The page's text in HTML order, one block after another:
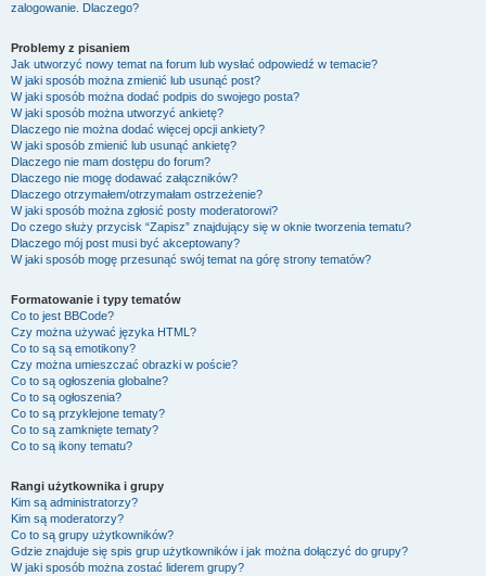
zalogowanie. Dlaczego?
Problemy z pisaniem
Jak utworzyć nowy temat na forum lub wysłać odpowiedź w temacie?
W jaki sposób można zmienić lub usunąć post?
W jaki sposób można dodać podpis do swojego posta?
W jaki sposób można utworzyć ankietę?
Dlaczego nie można dodać więcej opcji ankiety?
W jaki sposób zmienić lub usunąć ankietę?
Dlaczego nie mam dostępu do forum?
Dlaczego nie mogę dodawać załączników?
Dlaczego otrzymałem/otrzymałam ostrzeżenie?
W jaki sposób można zgłosić posty moderatorowi?
Do czego służy przycisk “Zapisz” znajdujący się w oknie tworzenia tematu?
Dlaczego mój post musi być akceptowany?
W jaki sposób mogę przesunąć swój temat na górę strony tematów?
Formatowanie i typy tematów
Co to jest BBCode?
Czy można używać języka HTML?
Co to są są emotikony?
Czy można umieszczać obrazki w poście?
Co to są ogłoszenia globalne?
Co to są ogłoszenia?
Co to są przyklejone tematy?
Co to są zamknięte tematy?
Co to są ikony tematu?
Rangi użytkownika i grupy
Kim są administratorzy?
Kim są moderatorzy?
Co to są grupy użytkowników?
Gdzie znajduje się spis grup użytkowników i jak można dołączyć do grupy?
W jaki sposób można zostać liderem grupy?